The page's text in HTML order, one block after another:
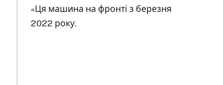
«Ця машина на фронті з березня
2022 року.